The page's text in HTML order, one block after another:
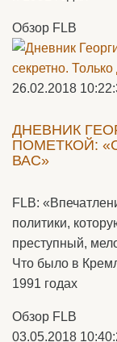
Обзор FLB
26.02.2018
ДНЕВНИК
ПОМЕТКОЙ:
ВАС»
FLB:
политики,
преступный,
Что было в
1991 годах
Обзор FLB
03.05.2018